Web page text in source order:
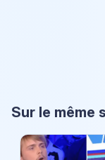
Sur le même